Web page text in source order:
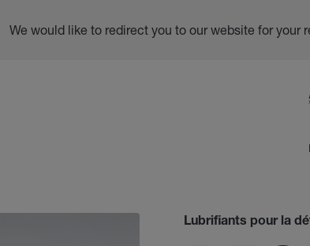
We would like to redirect you to our website for your
Lubrifiants pour la